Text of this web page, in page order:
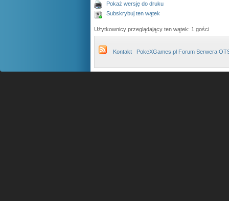
Pokaż wersję do druku
Subskrybuj ten wątek
Użytkownicy przeglądający ten wątek: 1 gości
Kontakt PokeXGames.pl Forum Serwera